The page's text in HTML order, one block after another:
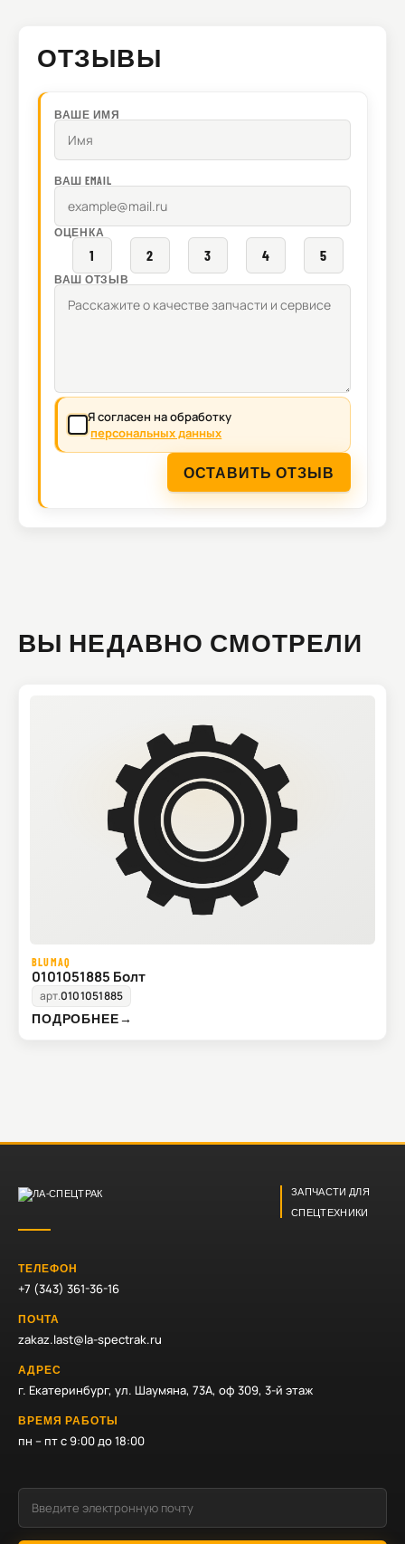
ОТЗЫВЫ
ВАШЕ ИМЯ
ВАШ EMAIL
ОЦЕНКА
1 2 3 4 5
ВАШ ОТЗЫВ
Я согласен на обработку
персональных данных
ОСТАВИТЬ ОТЗЫВ
ВЫ НЕДАВНО СМОТРЕЛИ
BLUMAQ
0101051885 Болт
арт.0101051885
ПОДРОБНЕЕ→
ЗАПЧАСТИ ДЛЯ
СПЕЦТЕХНИКИ
ТЕЛЕФОН
+7 (343) 361-36-16
ПОЧТА
zakaz.last@la-spectrak.ru
АДРЕС
г. Екатеринбург, ул. Шаумяна, 73А, оф 309, 3-й этаж
ВРЕМЯ РАБОТЫ
пн – пт с 9:00 до 18:00